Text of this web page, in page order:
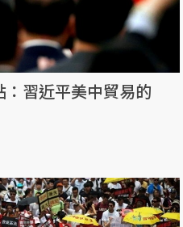
習近平美中貿易的